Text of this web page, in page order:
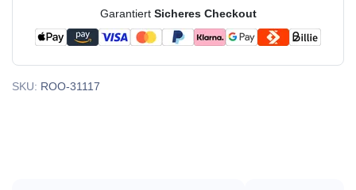
Garantiert Sicheres Checkout
SKU: ROO-31117